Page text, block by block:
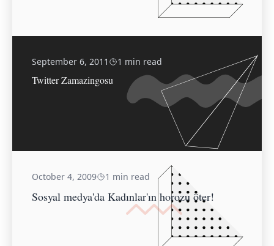
September 6, 2011 1 min read
Twitter Zamazingosu
October 4, 2009 1 min read
Sosyal medya'da Kadınlar'ın horozu öter!